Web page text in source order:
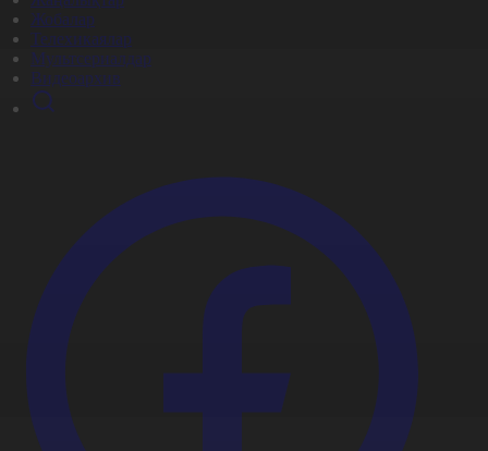
Жобалар
Телехикаялар
Мультсериалдар
Видеоархив